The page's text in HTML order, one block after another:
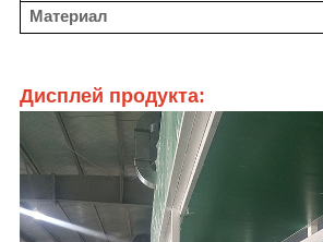
Материал
Дисплей продукта: